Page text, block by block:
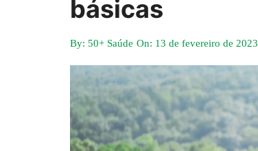
básicas
By: 50+ Saúde On: 13 de fevereiro de 2023